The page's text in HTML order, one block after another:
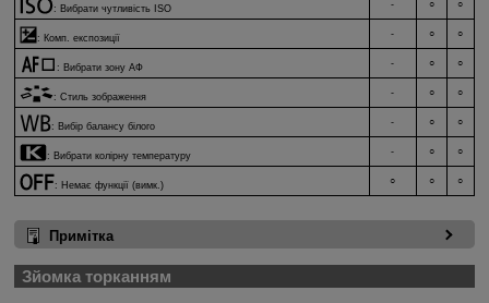
: Вибрати чутливість ISO - ○ ○
: Комп. експозиції - ○ ○
: Вибрати зону АФ - ○ ○
:Стиль зображення - ○ ○
: Вибір балансу білого - ○ ○
: Вибрати колірну температуру - ○ ○
: Немає функції (вимк.) ○ ○ ○
Примітка
Зйомка торканням